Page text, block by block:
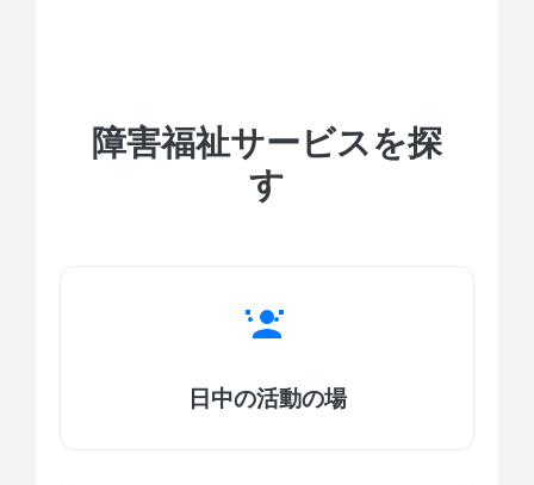
障害福祉サービスを探
す
日中の活動の場